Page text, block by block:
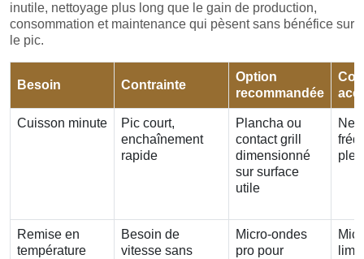
inutile, nettoyage plus long que le gain de production,
consommation et maintenance qui pèsent sans bénéfice sur
le pic.
Besoin Contrainte
Option
recommandée
Cuisson minute
Pic court,
enchaînement
rapide
Plancha ou
contact grill
dimensionné
sur surface
utile
Remise en
température
Besoin de
vitesse sans
Micro-ondes
pro pour